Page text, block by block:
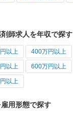
師求人を年収で探す
以上 400万円以上
以上 600万円以上
以上
用形態で探す